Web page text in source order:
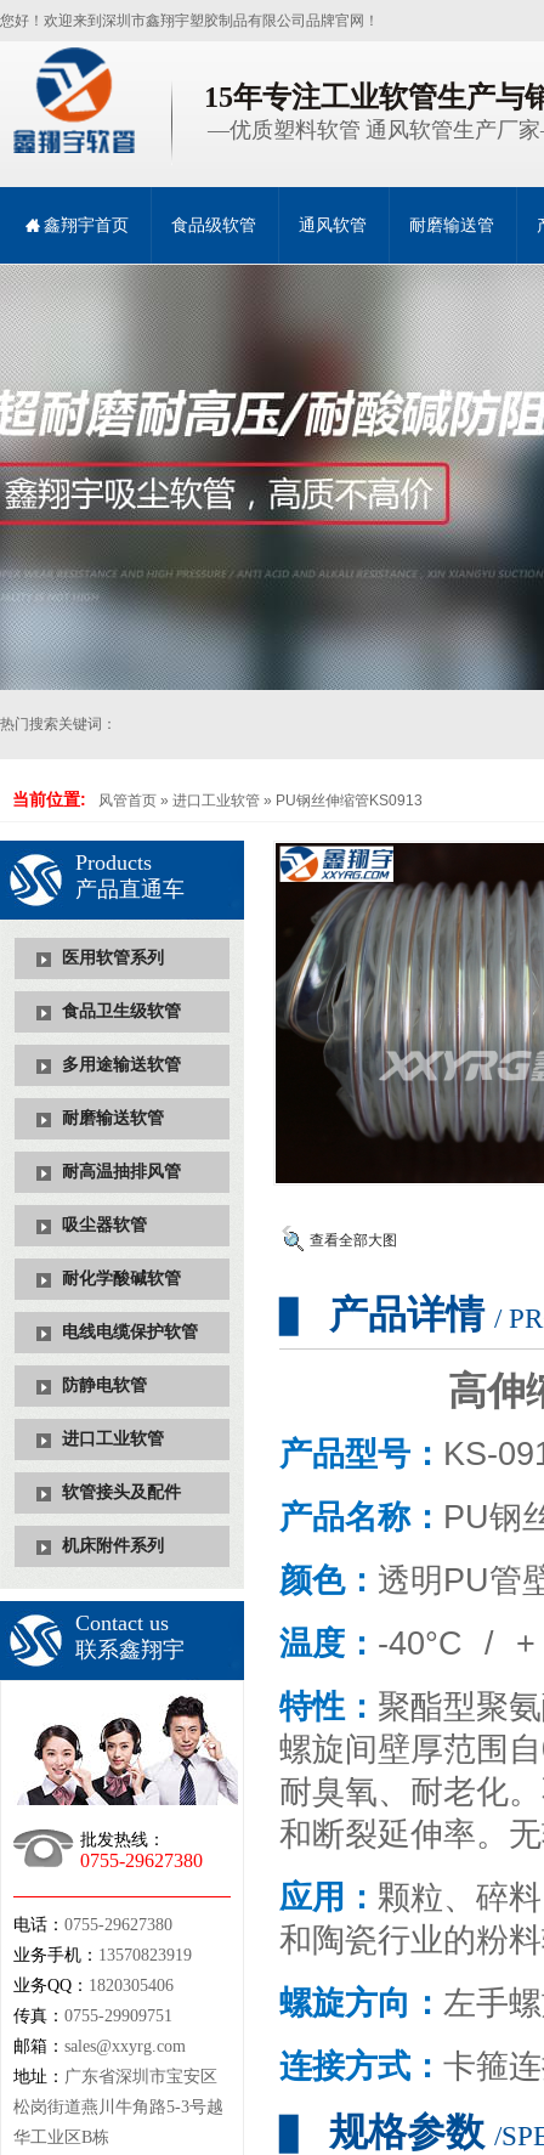
您好！欢迎来到深圳市鑫翔宇塑胶制品有限公司品牌官网！
15年专注工业软管生产与
—优质塑料软管 通风软管生产厂
鑫翔宇首页 食品级软管 通风软管 耐磨输送管
热门搜索关键词：
当前位置: 风管首页 » 进口工业软管 » PU钢丝伸缩管KS0913
Products
产品直通车
医用软管系列
食品卫生级软管
多用途输送软管
耐磨输送软管
耐高温抽排风管
吸尘器软管
耐化学酸碱软管
电线电缆保护软管
防静电软管
进口工业软管
软管接头及配件
机床附件系列
Contact us
联系鑫翔宇
批发热线：
0755-29627380
电话： 0755-29627380
业务手机： 13570823919
业务QQ： 1820305406
传真： 0755-29909751
邮箱： sales@xxyrg.com
地址： 广东省深圳市宝安区
松岗街道燕川牛角路5-3号越
华工业区B栋
查看全部大图
产品详情 /
高伸
产品型号： KS-
产品名称： PU钢
颜色： 透明PU管
温度： -40°C / +
特性： 聚酯型聚
螺旋间壁厚范围
耐臭氧、耐老化
和断裂延伸率。
应用： 颗粒、碎
和陶瓷行业的粉
螺旋方向： 左手
连接方式： 卡箍
规格参数 /